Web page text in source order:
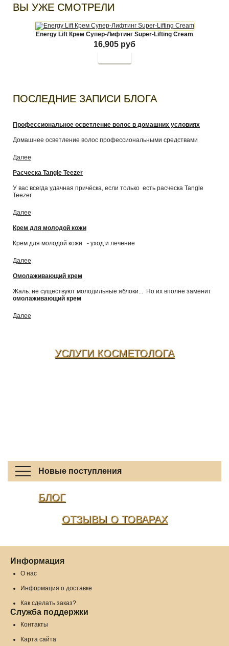
ВЫ УЖЕ СМОТРЕЛИ
Energy Lift Крем Супер-Лифтинг Super-Lifting Cream
16,905 руб
ПОСЛЕДНИЕ ЗАПИСИ БЛОГА
Профессиональное осветление волос в домашних условиях
Домашнее осветление волос профессиональными средствами
Далее
Расческа Tangle Teezer
У вас всегда удачная причёска, если только есть расческа Tangle
Teezer
Далее
Крем для молодой кожи
Крем для молодой кожи - уход и лечение
Далее
Омолаживающий крем
Жаль: не существуют молодильные яблоки... Но их вполне заменит
омолаживающий крем
Далее
УСЛУГИ КОСМЕТОЛОГА
Новые поступления
БЛОГ
ОТЗЫВЫ О ТОВАРАХ
Информация
О нас
Информация о доставке
Как сделать заказ?
Служба поддержки
Контакты
Карта сайта